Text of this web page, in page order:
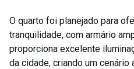
O quarto foi planejado para
tranquilidade, com armário
proporciona excelente
da cidade, criando um